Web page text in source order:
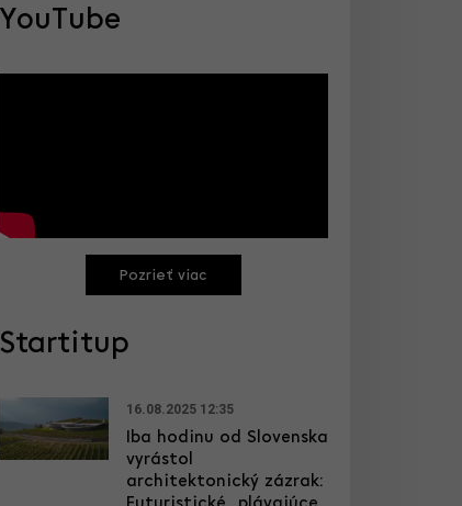
YouTube
Pozrieť viac
Startitup
16.08.2025 12:35
Iba hodinu od Slovenska
vyrástol
architektonický zázrak: